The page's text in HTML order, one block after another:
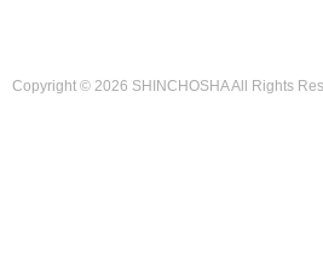
Copyright © 2026 SHINCHOSHA All Rights